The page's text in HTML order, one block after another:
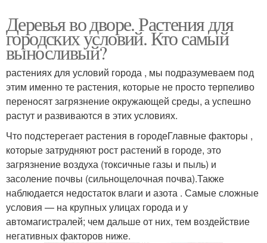
Деревья во дворе. Растения для
городских условий. Кто самый
выносливый?
растениях для условий города , мы подразумеваем под
этим именно те растения, которые не просто терпеливо
переносят загрязнение окружающей среды, а успешно
растут и развиваются в этих условиях.
Что подстерегает растения в городеГлавные факторы ,
которые затрудняют рост растений в городе, это
загрязнение воздуха (токсичные газы и пыль) и
засоление почвы (сильнощелочная почва).Также
наблюдается недостаток влаги и азота . Самые сложные
условия — на крупных улицах города и у
автомагистралей; чем дальше от них, тем воздействие
негативных факторов ниже.